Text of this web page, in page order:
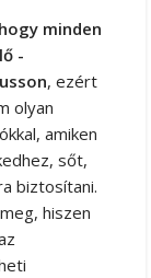
minden
-
, ezért
olyan
amiken
sőt,
biztosítani.
hiszen